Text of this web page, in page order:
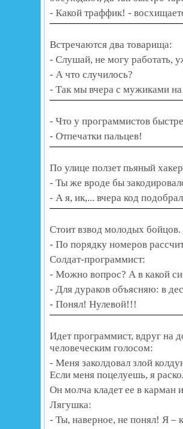
- Какой траффик! -
Встречаются два товарища:
- Слушай, не могу работать,
- А что случилось?
- Так мы вчера с мужиками
- Что у программистов
- Отпечатки пальцев!
По улице ползет пьяный
- Ты же вроде бы
- А я, ик,... вчера код
Стоит взвод молодых
- По порядку номеров
Солдат-программист:
- Можно вопрос? А в какой
- Для дураков объясняю: в
- Понял! Нулевой!!!
Идет программист, вдруг на
человеческим голосом:
- Меня заколдовал злой
Если меня поцелуешь, я
Он молча кладет ее в карман
Лягушка:
- Ты, наверное, не понял! Я –